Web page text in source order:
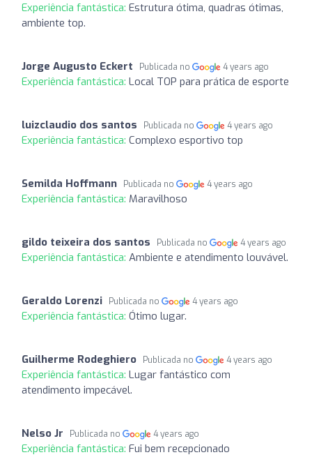
Experiência fantástica: Estrutura ótima, quadras ótimas,
ambiente top.
Jorge Augusto Eckert Publicada no 4 years ago
Experiência fantástica: Local TOP para prática de esporte
luizclaudio dos santos Publicada no 4 years ago
Experiência fantástica: Complexo esportivo top
Semilda Hoffmann Publicada no 4 years ago
Experiência fantástica: Maravilhoso
gildo teixeira dos santos Publicada no 4 years ago
Experiência fantástica: Ambiente e atendimento louvável.
Geraldo Lorenzi Publicada no 4 years ago
Experiência fantástica: Ótimo lugar.
Guilherme Rodeghiero Publicada no 4 years ago
Experiência fantástica: Lugar fantástico com
atendimento impecável.
Nelso Jr Publicada no 4 years ago
Experiência fantástica: Fui bem recepcionado